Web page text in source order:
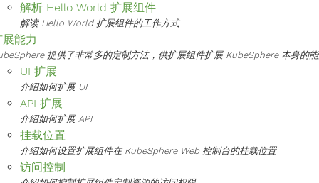
解析 Hello World 扩展组件
解读 Hello World 扩展组件的工作方式
展能力
提供了非常多的定制方法，供扩展组件扩展 KubeSphere 本身的
UI 扩展
介绍如何扩展 UI
API 扩展
介绍如何扩展 API
挂载位置
介绍如何设置扩展组件在 KubeSphere Web 控制台的挂载位置
访问控制